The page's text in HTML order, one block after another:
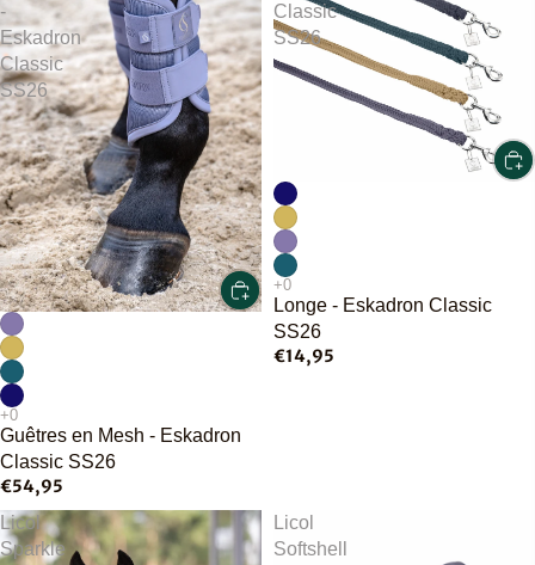
-
Eskadron
Classic
SS26
Guêtres en Mesh - Eskadron
Classic SS26
€54,95
Classic
SS26
Longe - Eskadron Classic
SS26
€14,95
Licol
Sparkle
Licol
Softshell